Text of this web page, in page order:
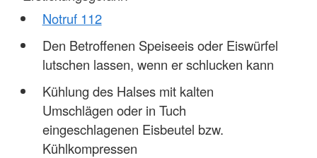
Notruf 112
Den Betroffenen Speiseeis oder Eiswürfel
lutschen lassen, wenn er schlucken kann
Kühlung des Halses mit kalten
Umschlägen oder in Tuch
eingeschlagenen Eisbeutel bzw.
Kühlkompressen